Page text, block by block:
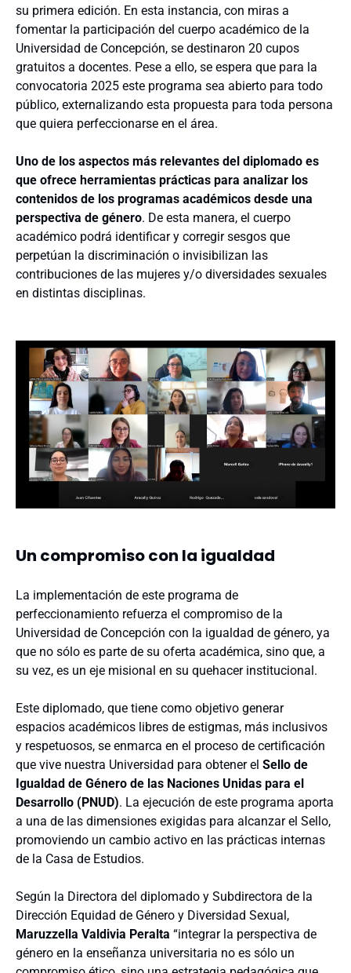
su primera edición. En esta instancia, con miras a
fomentar la participación del cuerpo académico de la
Universidad de Concepción, se destinaron 20 cupos
gratuitos a docentes. Pese a ello, se espera que para la
convocatoria 2025 este programa sea abierto para todo
público, externalizando esta propuesta para toda persona
que quiera perfeccionarse en el área.
Uno de los aspectos más relevantes del diplomado es
que ofrece herramientas prácticas para analizar los
contenidos de los programas académicos desde una
perspectiva de género. De esta manera, el cuerpo
académico podrá identificar y corregir sesgos que
perpetúan la discriminación o invisibilizan las
contribuciones de las mujeres y/o diversidades sexuales
en distintas disciplinas.
Un compromiso con la igualdad
La implementación de este programa de
perfeccionamiento refuerza el compromiso de la
Universidad de Concepción con la igualdad de género, ya
que no sólo es parte de su oferta académica, sino que, a
su vez, es un eje misional en su quehacer institucional.
Este diplomado, que tiene como objetivo generar
espacios académicos libres de estigmas, más inclusivos
y respetuosos, se enmarca en el proceso de certificación
que vive nuestra Universidad para obtener el Sello de
Igualdad de Género de las Naciones Unidas para el
Desarrollo (PNUD). La ejecución de este programa aporta
a una de las dimensiones exigidas para alcanzar el Sello,
promoviendo un cambio activo en las prácticas internas
de la Casa de Estudios.
Según la Directora del diplomado y Subdirectora de la
Dirección Equidad de Género y Diversidad Sexual,
Maruzzella Valdivia Peralta “integrar la perspectiva de
género en la enseñanza universitaria no es sólo un